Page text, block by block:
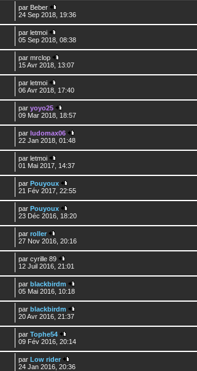
par Beber
24 Sep 2018, 19:36
parletmoi
05 Sep 2018, 08:38
parmrclop
15 Avr 2018, 13:07
parletmoi
06 Avr 2018, 17:40
paryoyo25
09 Mar 2018, 18:57
parludomax06
22 Jan 2018, 01:48
parletmoi
01 Mai 2017, 14:37
parPouyoux
21 Fév 2017, 22:55
parPouyoux
23 Déc 2016, 18:20
parroller
27 Nov 2016, 20:16
parcyrille 89
12 Juil 2016, 21:01
parblackbirdm
05 Mai 2016, 10:18
parblackbirdm
20 Avr 2016, 21:37
parTophe54
09 Fév 2016, 20:14
parLow rider
24 Jan 2016, 20:36